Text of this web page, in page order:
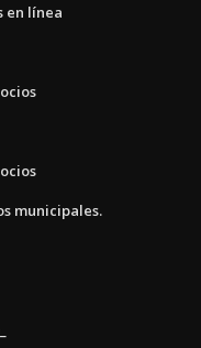
en línea
municipales.